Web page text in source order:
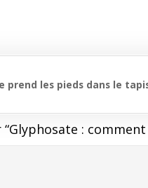
prend les pieds dans le
Glyphosate :